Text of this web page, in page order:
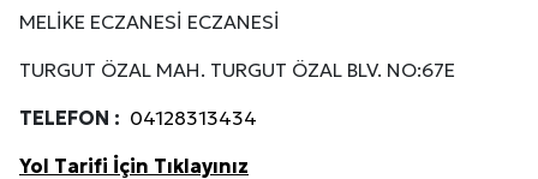
MELİKE ECZANESİ ECZANESİ
TURGUT ÖZAL MAH. TURGUT ÖZAL BLV. NO:67E
TELEFON : 04128313434
Yol Tarifi İçin Tıklayınız